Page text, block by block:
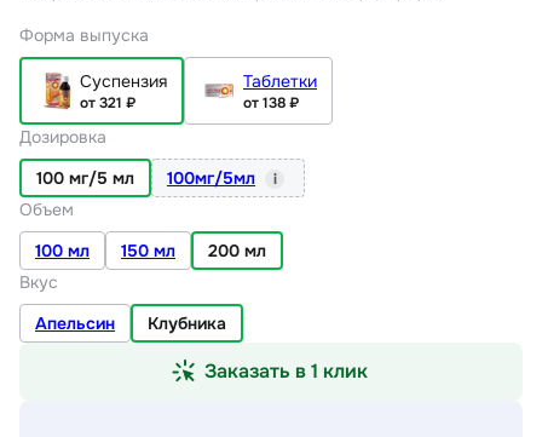
Форма выпуска
Суспензия
от 321 ₽
Таблетки
от 138 ₽
Дозировка
100 мг/5 мл
100мг/5мл i
Объем
100 мл
150 мл
200 мл
Вкус
Апельсин
Клубника
Заказать в 1 клик